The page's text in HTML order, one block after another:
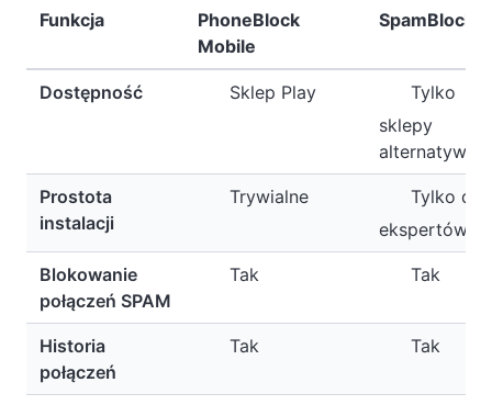
Funkcja
PhoneBlock
Mobile
SpamBlocker
Dostępność Sklep Play
Tylko
sklepy
alternatywne
Prostota
instalacji
Trywialne
Tylko dla
ekspertów
Blokowanie
połączeń SPAM
Tak Tak
Historia
połączeń
Tak Tak